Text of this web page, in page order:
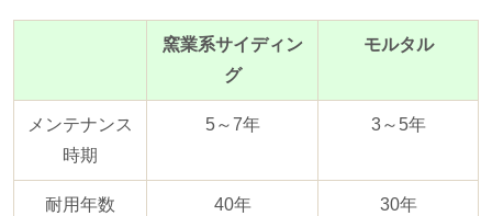
窯業系サイディン
グ
モルタル
メンテナンス
時期
5～7年 3～ 5年
耐用年数 40年 30年